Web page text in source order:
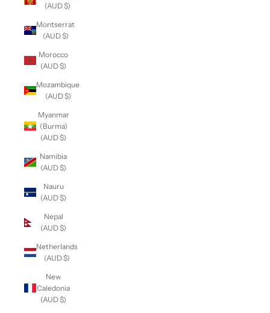
(AUD $)
Montserrat
(AUD $)
Morocco
(AUD $)
Mozambique
(AUD $)
Myanmar
(Burma)
(AUD $)
Namibia
(AUD $)
Nauru
(AUD $)
Nepal
(AUD $)
Netherlands
(AUD $)
New
Caledonia
(AUD $)